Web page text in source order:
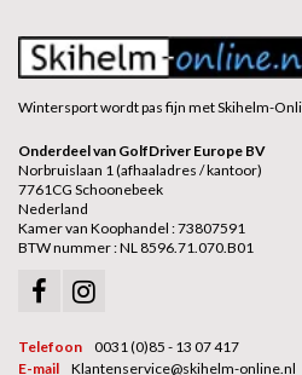
Wintersport wordt pas fijn met Skihelm-
Onderdeel van GolfDriver Europe BV
Norbruislaan 1 (afhaaladres / kantoor)
7761CG Schoonebeek
Nederland
Kamer van Koophandel : 73807591
BTW nummer : NL 8596.71.070.B01
Telefoon
0031 (0)85 - 13 07 417
E-mail
Klantenservice@skihelm-online.nl